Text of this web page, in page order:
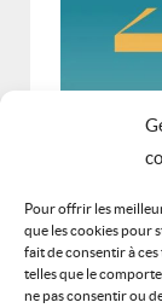
Pour offrir les
que les cookies pour
fait de consentir à
telles que le
ne pas consentir ou